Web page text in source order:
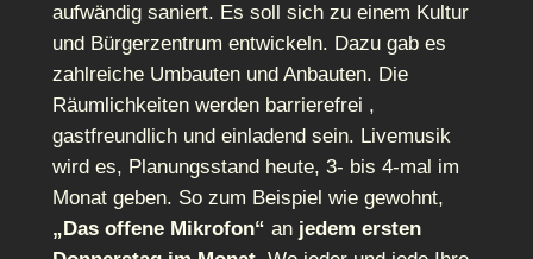
aufwändig saniert. Es soll sich zu einem Kultur
und Bürgerzentrum entwickeln. Dazu gab es
zahlreiche Umbauten und Anbauten. Die
Räumlichkeiten werden barrierefrei ,
gastfreundlich und einladend sein. Livemusik
wird es, Planungsstand heute, 3- bis 4-mal im
Monat geben. So zum Beispiel wie gewohnt,
„Das offene Mikrofon“ an jedem ersten